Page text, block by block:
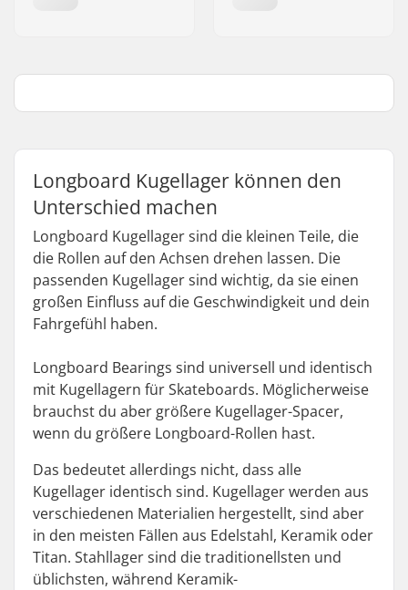
Longboard Kugellager können den
Unterschied machen
Longboard Kugellager sind die kleinen Teile, die
die Rollen auf den Achsen drehen lassen. Die
passenden Kugellager sind wichtig, da sie einen
großen Einfluss auf die Geschwindigkeit und dein
Fahrgefühl haben.
Longboard Bearings sind universell und identisch
mit Kugellagern für Skateboards. Möglicherweise
brauchst du aber größere Kugellager-Spacer,
wenn du größere Longboard-Rollen hast.
Das bedeutet allerdings nicht, dass alle
Kugellager identisch sind. Kugellager werden aus
verschiedenen Materialien hergestellt, sind aber
in den meisten Fällen aus Edelstahl, Keramik oder
Titan. Stahllager sind die traditionellsten und
üblichsten, während Keramik-